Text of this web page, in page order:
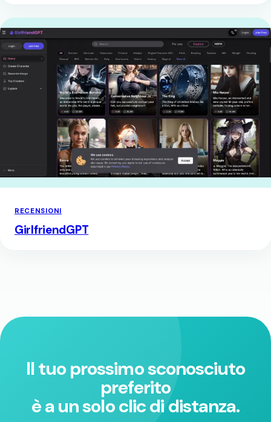
RECENSIONI
GirlfriendGPT
Il tuo prossimo sconosciuto
preferito
è a un solo clic di distanza.